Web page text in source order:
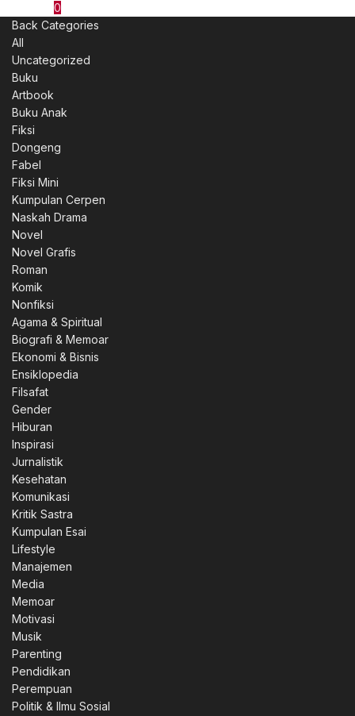
0
Back Categories
All
Uncategorized
Buku
Artbook
Buku Anak
Fiksi
Dongeng
Fabel
Fiksi Mini
Kumpulan Cerpen
Naskah Drama
Novel
Novel Grafis
Roman
Komik
Nonfiksi
Agama & Spiritual
Biografi & Memoar
Ekonomi & Bisnis
Ensiklopedia
Filsafat
Gender
Hiburan
Inspirasi
Jurnalistik
Kesehatan
Komunikasi
Kritik Sastra
Kumpulan Esai
Lifestyle
Manajemen
Media
Memoar
Motivasi
Musik
Parenting
Pendidikan
Perempuan
Politik & Ilmu Sosial